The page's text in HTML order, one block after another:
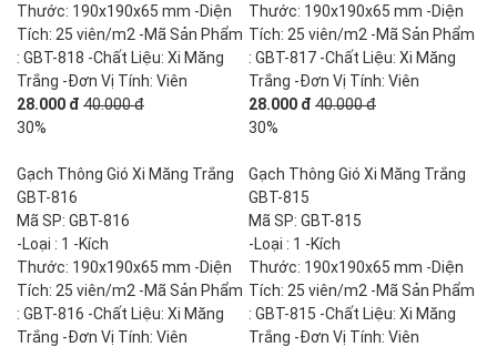
Thước: 190x190x65 mm -Diện
Tích: 25 viên/m2 -Mã Sản Phẩm
: GBT-818 -Chất Liệu: Xi Măng
Trắng -Đơn Vị Tính: Viên
28.000 đ 40.000 đ
30%
Thước: 190x190x65 mm -Diện
Tích: 25 viên/m2 -Mã Sản Phẩm
: GBT-817 -Chất Liệu: Xi Măng
Trắng -Đơn Vị Tính: Viên
28.000 đ 40.000 đ
30%
Gạch Thông Gió Xi Măng Trắng
GBT-816
Mã SP: GBT-816
-Loại : 1 -Kích
Thước: 190x190x65 mm -Diện
Tích: 25 viên/m2 -Mã Sản Phẩm
: GBT-816 -Chất Liệu: Xi Măng
Trắng -Đơn Vị Tính: Viên
Gạch Thông Gió Xi Măng Trắng
GBT-815
Mã SP: GBT-815
-Loại : 1 -Kích
Thước: 190x190x65 mm -Diện
Tích: 25 viên/m2 -Mã Sản Phẩm
: GBT-815 -Chất Liệu: Xi Măng
Trắng -Đơn Vị Tính: Viên